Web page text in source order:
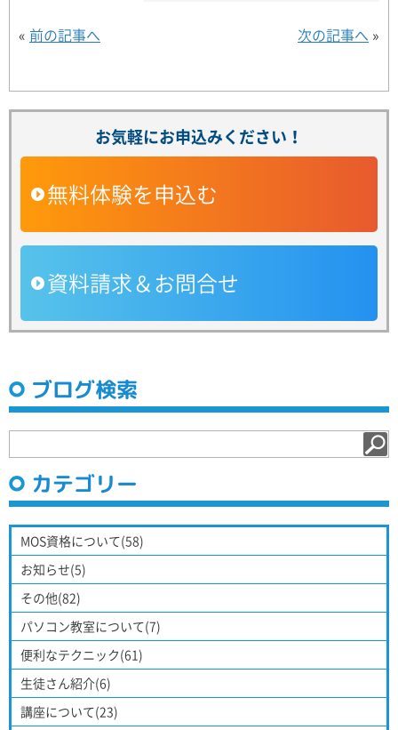
« 前の記事へ 次の記事へ »
お気軽にお申込みください！
無料体験を申込む
資料請求＆お問合せ
ブログ検索
カテゴリー
MOS資格について(58)
お知らせ(5)
その他(82)
パソコン教室について(7)
便利なテクニック(61)
生徒さん紹介(6)
講座について(23)